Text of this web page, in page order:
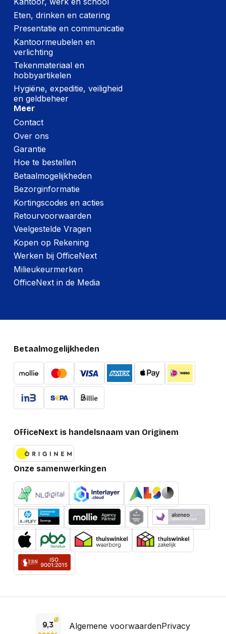
Eten, drinken en catering
Presentatie en communicatie
Kantoormeubelen en
verlichting
Tekenmateriaal en
hobbyartikelen
Hygiëne, expeditie, veiligheid
en geldbeheer
Meer
Contact
Over ons
Garantie
Hoe te bestellen
Betaalmogelijkheden
Bezorginformatie
Kortingscodes en acties
Retourvoorwaarden
Veelgestelde Vragen
Kopen op Rekening
Werken bij OfficeNext
Milieukeurmerken
OfficeNext in de Media
Betaalmogelijkheden
OfficeNext is handelsnaam van Originem
Onze samenwerkingen
Algemene voorwaardenPrivacy